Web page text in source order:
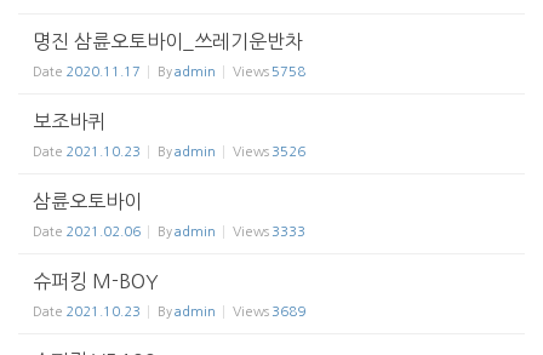
명진 삼륜오토바이_쓰레기운반차
Date 2020.11.17 Byadmin Views 5758
보조바퀴
Date 2021.10.23 Byadmin Views 3526
삼륜오토바이
Date 2021.02.06 Byadmin Views 3333
슈퍼킹 M-BOY
Date 2021.10.23 Byadmin Views 3689